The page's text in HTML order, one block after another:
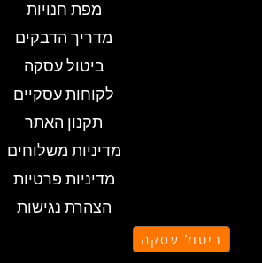
מפת חנויות
מדריך הדבקים
ביטול עסקה
לקוחות עסקיים
תקנון האתר
מדיניות משלוחים
מדיניות פרטיות
הצהרת נגישות
ביטול עסקה